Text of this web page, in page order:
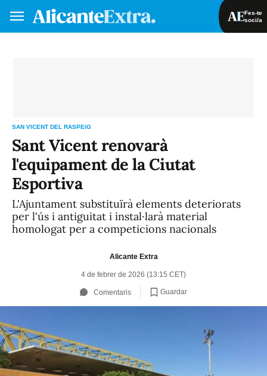
Fes-te
soci/a
SAN VICENT DEL RASPEIG
Sant Vicent renovarà
l'equipament de la Ciutat
Esportiva
L'Ajuntament substituïrà elements deteriorats
per l'ús i antiguitat i instal·larà material
homologat per a competicions nacionals
Alicante Extra
4 de febrer de 2026 (13:15 CET)
Comentaris Guardar